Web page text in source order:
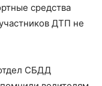
средства
ДТП не
СБДД